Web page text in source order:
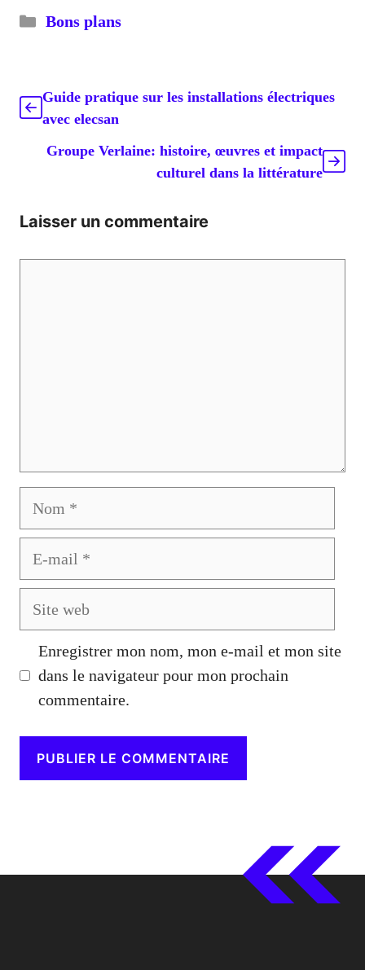
Catégories
Bons plans
Guide pratique sur les installations électriques
avec elecsan
Groupe Verlaine: histoire, œuvres et impact
culturel dans la littérature
Laisser un commentaire
Enregistrer mon nom, mon e-mail et mon site
dans le navigateur pour mon prochain
commentaire.